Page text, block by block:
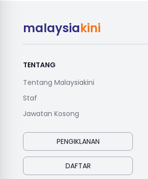
malaysiakini
TENTANG
Tentang Malaysiakini
Staf
Jawatan Kosong
PENGIKLANAN
DAFTAR